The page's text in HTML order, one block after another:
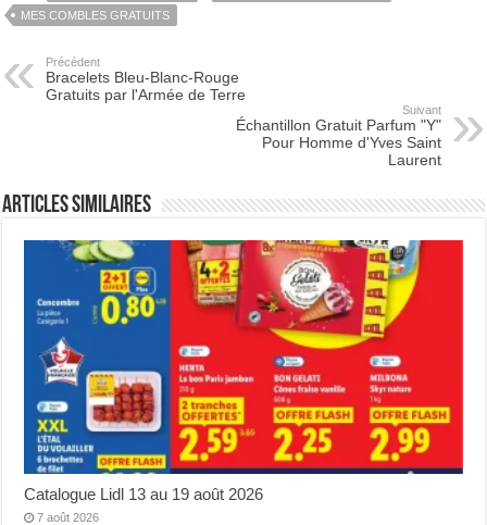
MES COMBLES GRATUITS
Précédent
Bracelets Bleu-Blanc-Rouge
Gratuits par l'Armée de Terre
Suivant
Échantillon Gratuit Parfum "Y"
Pour Homme d'Yves Saint
Laurent
Articles Similaires
Catalogue Lidl 13 au 19 août 2026
7 août 2026